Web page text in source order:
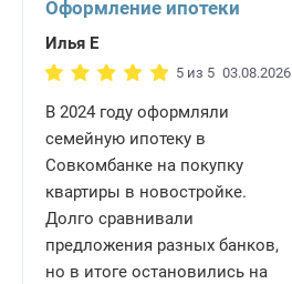
Оформление ипотеки
Илья Е
5 из 5 03.08.2026
В 2024 году оформляли
семейную ипотеку в
Совкомбанке на покупку
квартиры в новостройке.
Долго сравнивали
предложения разных банков,
но в итоге остановились на